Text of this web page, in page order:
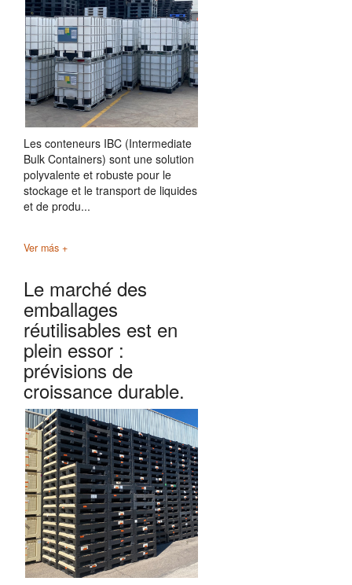
Les conteneurs IBC (Intermediate
Bulk Containers) sont une solution
polyvalente et robuste pour le
stockage et le transport de liquides
et de produ...
Ver más +
Le marché des
emballages
réutilisables est en
plein essor :
prévisions de
croissance durable.